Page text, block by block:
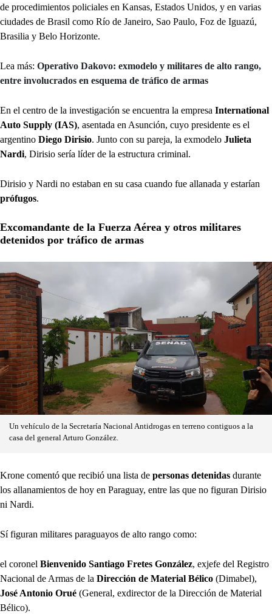
de procedimientos policiales en Kansas, Estados Unidos, y en varias
ciudades de Brasil como Río de Janeiro, Sao Paulo, Foz de Iguazú,
Brasilia y Belo Horizonte.
Lea más: Operativo Dakovo: exmodelo y militares de alto rango,
entre involucrados en esquema de tráfico de armas
En el centro de la investigación se encuentra la empresa International
Auto Supply (IAS), asentada en Asunción, cuyo presidente es el
argentino Diego Dirisio. Junto con su pareja, la exmodelo Julieta
Nardi, Dirisio sería líder de la estructura criminal.
Dirisio y Nardi no estaban en su casa cuando fue allanada y estarían
prófugos.
Excomandante de la Fuerza Aérea y otros militares
detenidos por tráfico de armas
Un vehículo de la Secretaría Nacional Antidrogas en terreno contiguos a la
casa del general Arturo González.
Krone comentó que recibió una lista de personas detenidas durante
los allanamientos de hoy en Paraguay, entre las que no figuran Dirisio
ni Nardi.
Sí figuran militares paraguayos de alto rango como:
el coronel Bienvenido Santiago Fretes González, exjefe del Registro
Nacional de Armas de la Dirección de Material Bélico (Dimabel),
José Antonio Orué (General, exdirector de la Dirección de Material
Bélico).